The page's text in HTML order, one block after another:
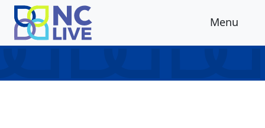
Skip to main content
Menu